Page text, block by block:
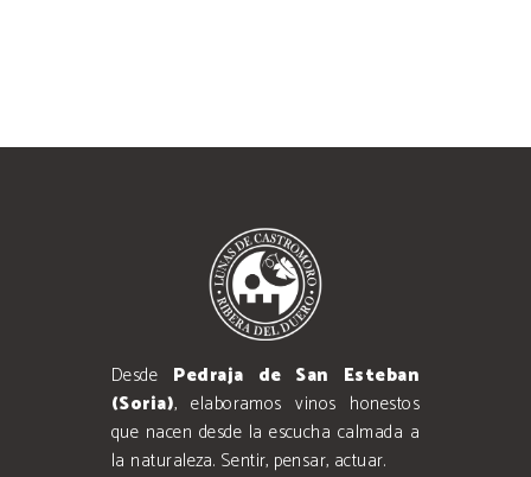
Desde Pedraja de San Esteban
(Soria), elaboramos vinos honestos
que nacen desde la escucha calmada a
la naturaleza. Sentir, pensar, actuar.